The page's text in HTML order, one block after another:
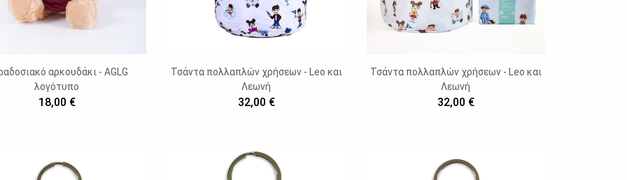
αρκουδάκι - AGLG
λογότυπο
18,00 €
Τσάντα πολλαπλών χρήσεων - Leo και
Λεωνή
32,00 €
Τσάντα πολλαπλών χρήσεων - Leo και
Λεωνή
32,00 €